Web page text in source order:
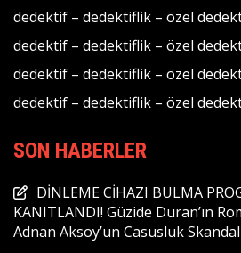
dedektif – dedektiflik – özel
dedektif – dedektiflik – özel
dedektif – dedektiflik – özel
dedektif – dedektiflik – özel
SON HABERLER
DİNLEME CİHAZI BULMA
KANITLANDI! Güzide Duran’ın
Adnan Aksoy’un Casusluk